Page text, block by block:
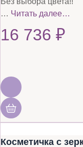
… Читать далее…
16 736 ₽
Косметичка с